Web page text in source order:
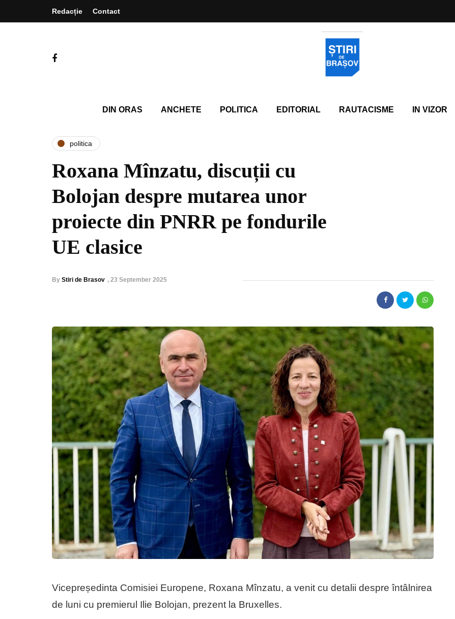
Redacție Contact
DIN ORAS ANCHETE POLITICA EDITORIAL RAUTACISME IN VIZOR
politica
Roxana Mînzatu, discuții cu
Bolojan despre mutarea unor
proiecte din PNRR pe fondurile
UE clasice
By Stiri de Brasov , 23 September 2025
Vicepreședinta Comisiei Europene, Roxana Mînzatu, a venit cu detalii despre întâlnirea
de luni cu premierul Ilie Bolojan, prezent la Bruxelles.